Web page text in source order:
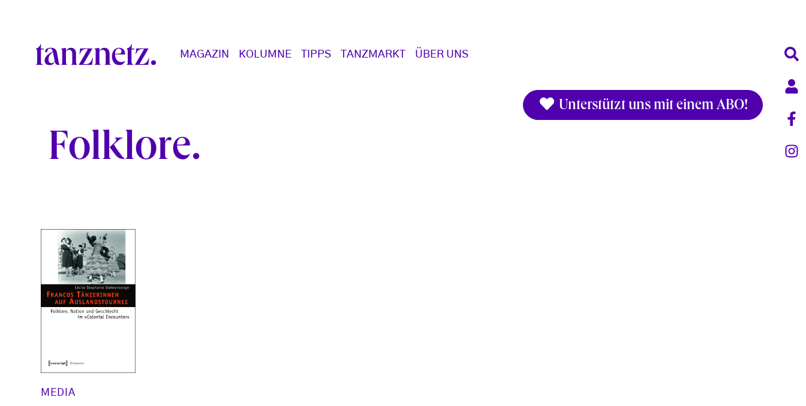
Main navigation
MAGAZIN KOLUMNE TIPPS TANZMARKT ÜBER UNS
Unterstützt uns mit einem ABO!
Folklore
MEDIA